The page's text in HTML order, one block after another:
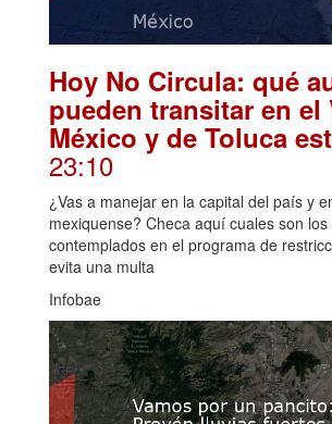
Hoy No Circula: qué
pueden transitar en el
México y de Toluca
23:10
¿Vas a manejar en la capital del país y
mexiquense? Checa aquí cuales son
contemplados en el programa de
evita una multa
Infobae